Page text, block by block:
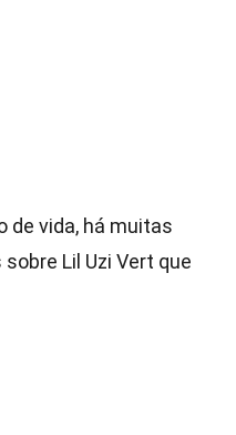
de vida, há muitas
Lil Uzi Vert que